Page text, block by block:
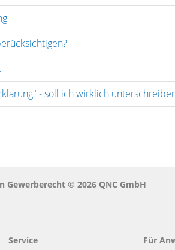
- soll ich wirklich
© 2026 QNC GmbH
Service Für